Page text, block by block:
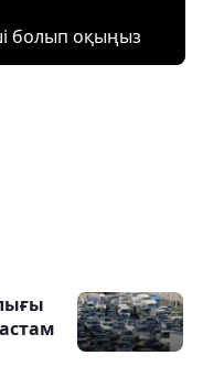
болып оқыңыз